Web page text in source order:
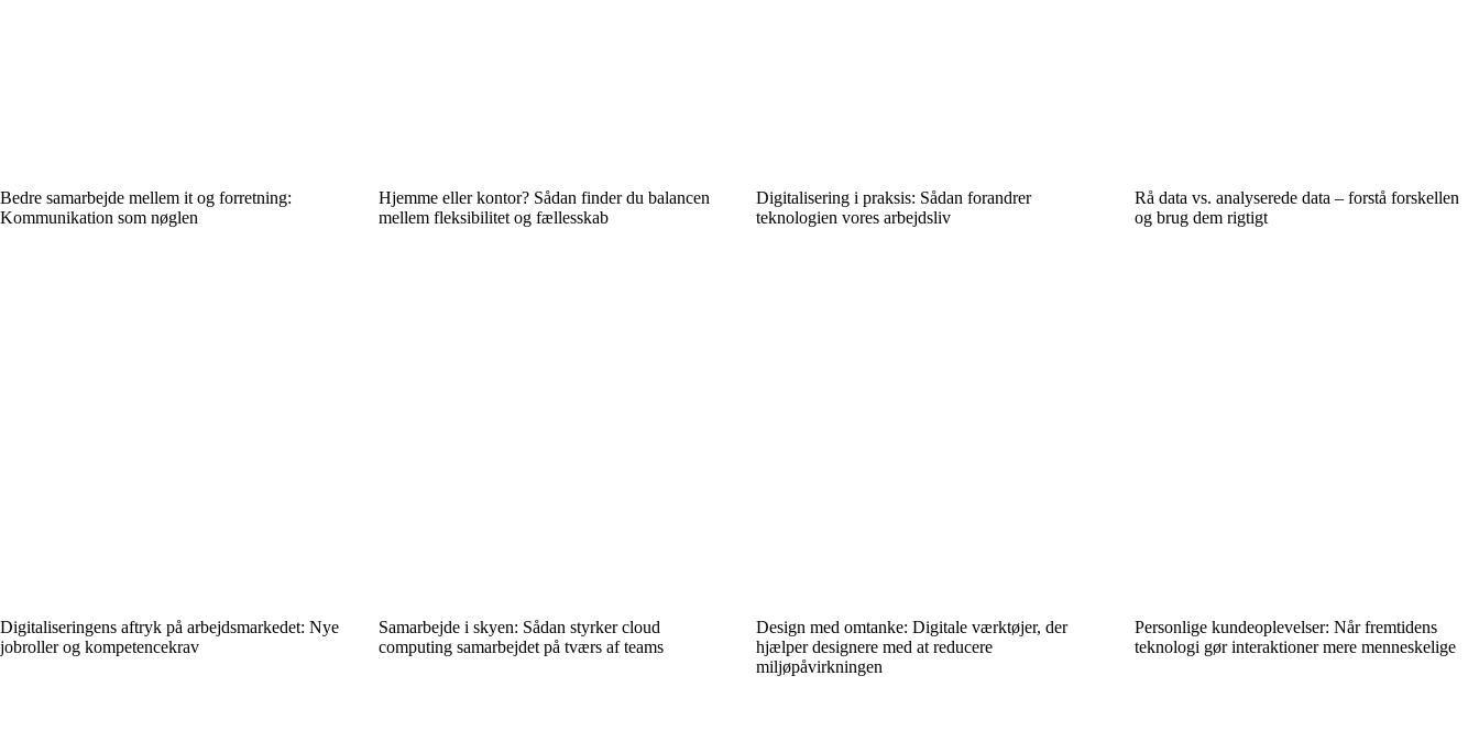
Bedre samarbejde mellem it og forretning:
Kommunikation som nøglen
Hjemme eller kontor? Sådan finder du balancen
mellem fleksibilitet og fællesskab
Digitalisering i praksis: Sådan forandrer
teknologien vores arbejdsliv
Rå data vs. analyserede data – forstå forskellen
og brug dem rigtigt
Digitaliseringens aftryk på arbejdsmarkedet: Nye
jobroller og kompetencekrav
Samarbejde i skyen: Sådan styrker cloud
computing samarbejdet på tværs af teams
Design med omtanke: Digitale værktøjer, der
hjælper designere med at reducere
miljøpåvirkningen
Personlige kundeoplevelser: Når fremtidens
teknologi gør interaktioner mere menneskelige